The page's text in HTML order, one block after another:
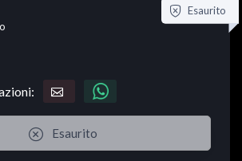
Esaurito
Esaurito